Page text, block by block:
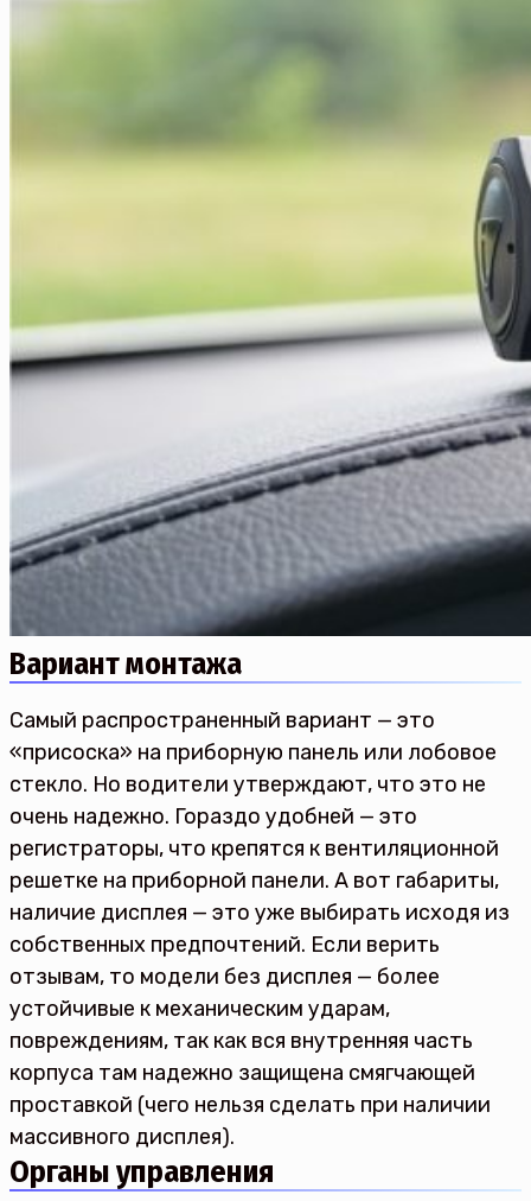
Вариант монтажа
Самый распространенный вариант — это
«присоска» на приборную панель или лобовое
стекло. Но водители утверждают, что это не
очень надежно. Гораздо удобней — это
регистраторы, что крепятся к вентиляционной
решетке на приборной панели. А вот габариты,
наличие дисплея — это уже выбирать исходя из
собственных предпочтений. Если верить
отзывам, то модели без дисплея — более
устойчивые к механическим ударам,
повреждениям, так как вся внутренняя часть
корпуса там надежно защищена смягчающей
проставкой (чего нельзя сделать при наличии
массивного дисплея).
Органы управления